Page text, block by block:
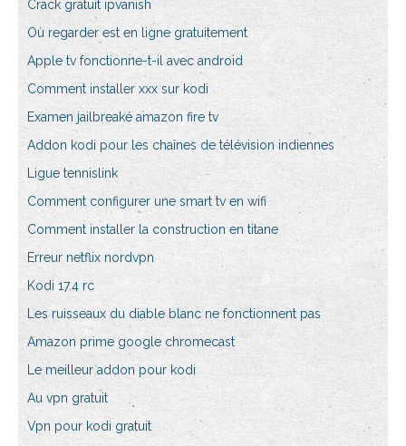
Crack gratuit ipvanish
Où regarder est en ligne gratuitement
Apple tv fonctionne-t-il avec android
Comment installer xxx sur kodi
Examen jailbreaké amazon fire tv
Addon kodi pour les chaînes de télévision indiennes
Ligue tennislink
Comment configurer une smart tv en wifi
Comment installer la construction en titane
Erreur netflix nordvpn
Kodi 17.4 rc
Les ruisseaux du diable blanc ne fonctionnent pas
Amazon prime google chromecast
Le meilleur addon pour kodi
Au vpn gratuit
Vpn pour kodi gratuit